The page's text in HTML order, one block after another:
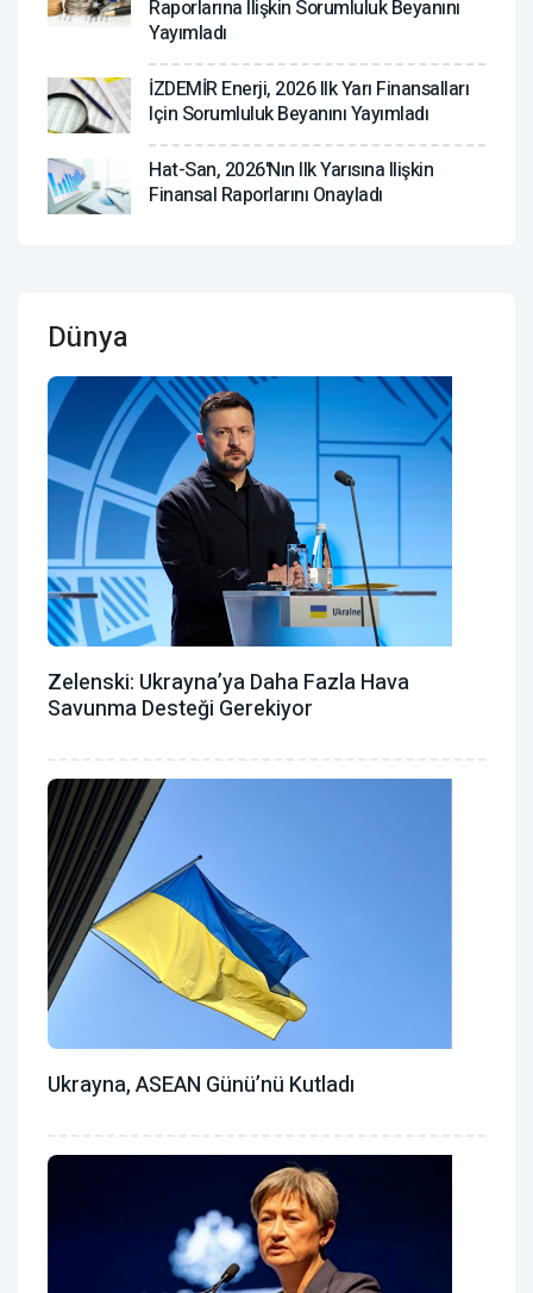
Raporlarına Ilişkin Sorumluluk Beyanını
Yayımladı
İZDEMİR Enerji, 2026 Ilk Yarı Finansalları
Için Sorumluluk Beyanını Yayımladı
Hat-San, 2026'nın Ilk Yarısına Ilişkin
Finansal Raporlarını Onayladı
Dünya
Zelenski: Ukrayna’ya Daha Fazla Hava
Savunma Desteği Gerekiyor
Ukrayna, ASEAN Günü’nü Kutladı